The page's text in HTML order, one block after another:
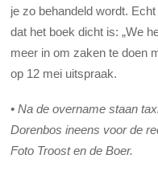
je zo behandeld wordt.
dat het boek dicht is: „We
meer in om zaken te doen
op 12 mei uitspraak.
• Na de overname staan
Dorenbos ineens voor de
Foto Troost en de Boer.